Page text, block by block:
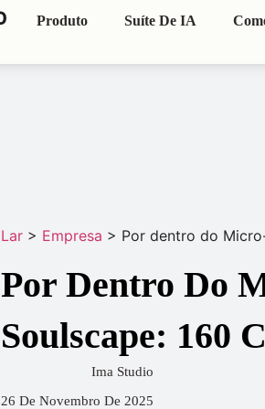
Produto Suíte De IA
Lar > Empresa > Por dentro do
Por Dentro Do
Soulscape: 160
Ima Studio
26 De Novembro De 2025